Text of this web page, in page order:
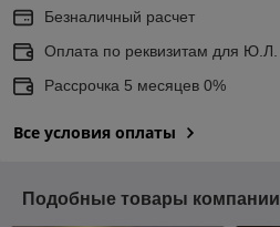
Безналичный расчет
Оплата по реквизитам для Ю.Л.
Рассрочка 5 месяцев 0%
Все условия оплаты
Подобные товары компании